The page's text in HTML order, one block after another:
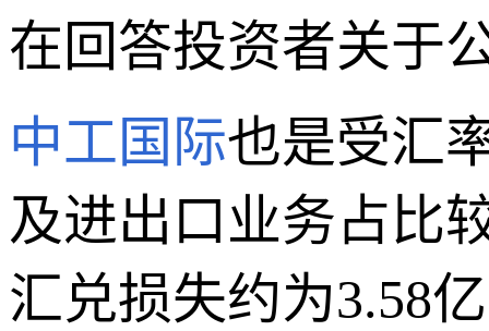
在回答投资者关于
中工国际也是受汇
及进出口业务占比
汇兑损失约为3.58